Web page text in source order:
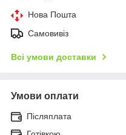
Нова Пошта
Самовивіз
Всі умови доставки
Умови оплати
Післяплата